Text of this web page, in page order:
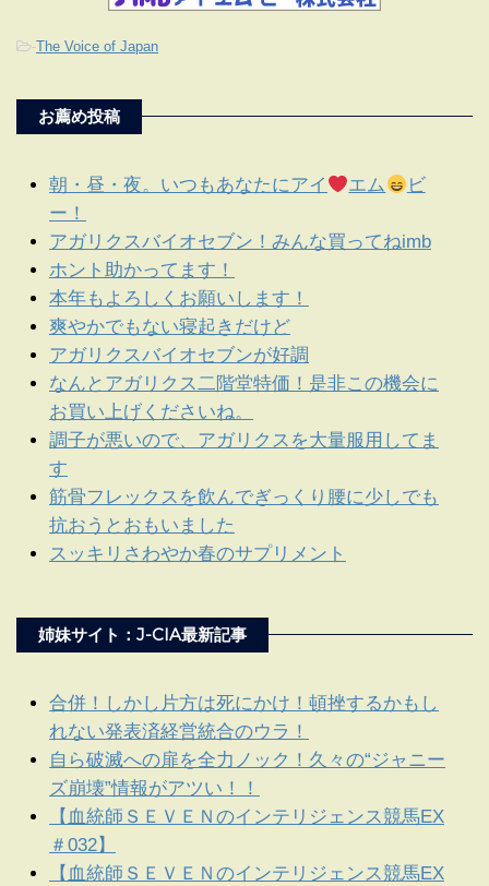
-The Voice of Japan
お薦め投稿
朝・昼・夜。いつもあなたにアイ エム
ビ
ー！
アガリクスバイオセブン！みんな買ってねimb
ホント助かってます！
本年もよろしくお願いします！
爽やかでもない寝起きだけど
アガリクスバイオセブンが好調
なんとアガリクス二階堂特価！是非この機会に
お買い上げくださいね。
調子が悪いので、アガリクスを大量服用してま
す
筋骨フレックスを飲んでぎっくり腰に少しでも
抗おうとおもいました
スッキリさわやか春のサプリメント
姉妹サイト：J-CIA最新記事
合併！しかし片方は死にかけ！頓挫するかもし
れない発表済経営統合のウラ！
自ら破滅への扉を全力ノック！久々の“ジャニー
ズ崩壊”情報がアツい！！
【血統師ＳＥＶＥＮのインテリジェンス競馬EX
＃032】
【血統師ＳＥＶＥＮのインテリジェンス競馬EX